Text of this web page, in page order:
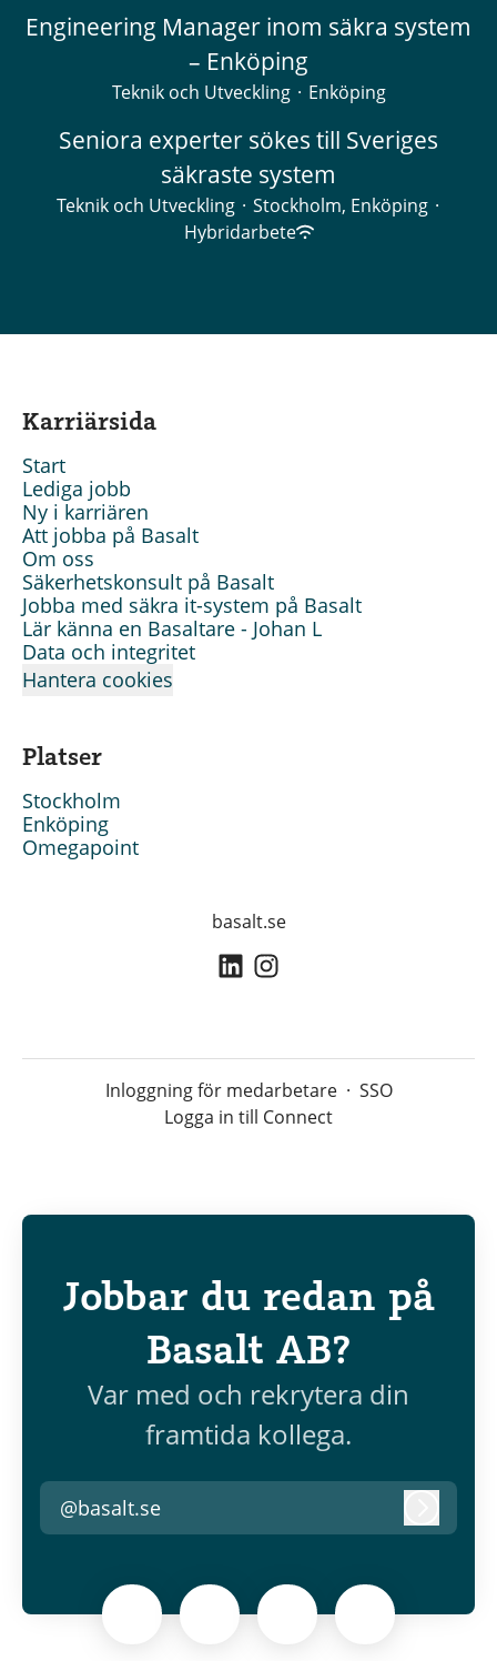
Engineering Manager inom säkra system
– Enköping
Teknik och Utveckling · Enköping
Seniora experter sökes till Sveriges
säkraste system
Teknik och Utveckling · Stockholm, Enköping ·
Hybridarbete
Karriärsida
Start
Lediga jobb
Ny i karriären
Att jobba på Basalt
Om oss
Säkerhetskonsult på Basalt
Jobba med säkra it-system på Basalt
Lär känna en Basaltare - Johan L
Data och integritet
Hantera cookies
Platser
Stockholm
Enköping
Omegapoint
basalt.se
Inloggning för medarbetare · SSO
Logga in till Connect
Jobbar du redan på
Basalt AB?
Var med och rekrytera din
framtida kollega.
@basalt.se